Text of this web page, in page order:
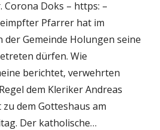
Corona Doks – https: –
Pfarrer hat im
der Gemeinde Holungen seine
dürfen. Wie
berichtet, verwehrten
dem Kleriker Andreas
dem Gotteshaus am
Der katholische…